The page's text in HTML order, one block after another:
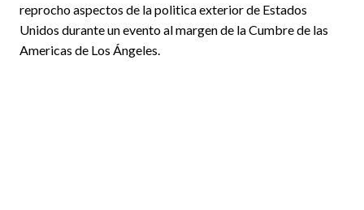
reprocho aspectos de la politica exterior de Estados
Unidos durante un evento al margen de la Cumbre de las
Americas de Los Ángeles.